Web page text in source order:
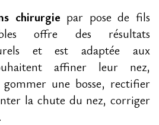
chirurgie par pose de fils
offre des résultats
et est adaptée aux
affiner leur nez,
une bosse, rectifier
la chute du nez, corriger